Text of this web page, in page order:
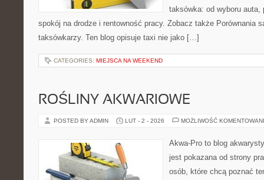
taksówka: od wyboru auta,
spokój na drodze i rentowność pracy. Zobacz także Porównania
taksówkarzy. Ten blog opisuje taxi nie jako […]
CATEGORIES: MIEJSCA NA WEEKEND
ROŚLINY AKWARIOWE
POSTED BY ADMIN LUT - 2 - 2026 MOŻLIWOŚĆ
Akwa-Pro to blog
jest pokazana od strony
osób, które chcą poznać